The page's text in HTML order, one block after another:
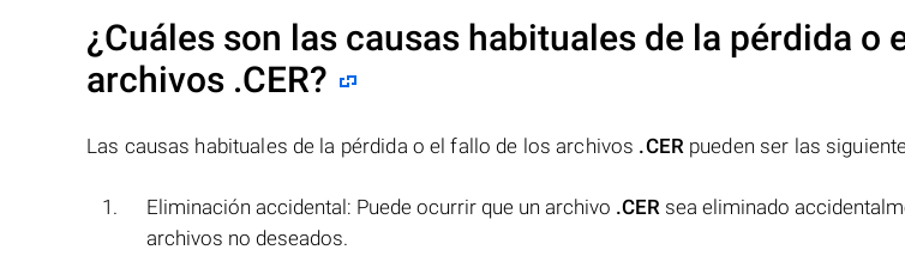
¿Cuáles son las causas habituales de la pérdida o
archivos .CER?
Las causas habituales de la pérdida o el fallo de los archivos .CERpueden ser las
Eliminación accidental: Puede ocurrir que un archivo .CER sea eliminado
archivos no deseados.